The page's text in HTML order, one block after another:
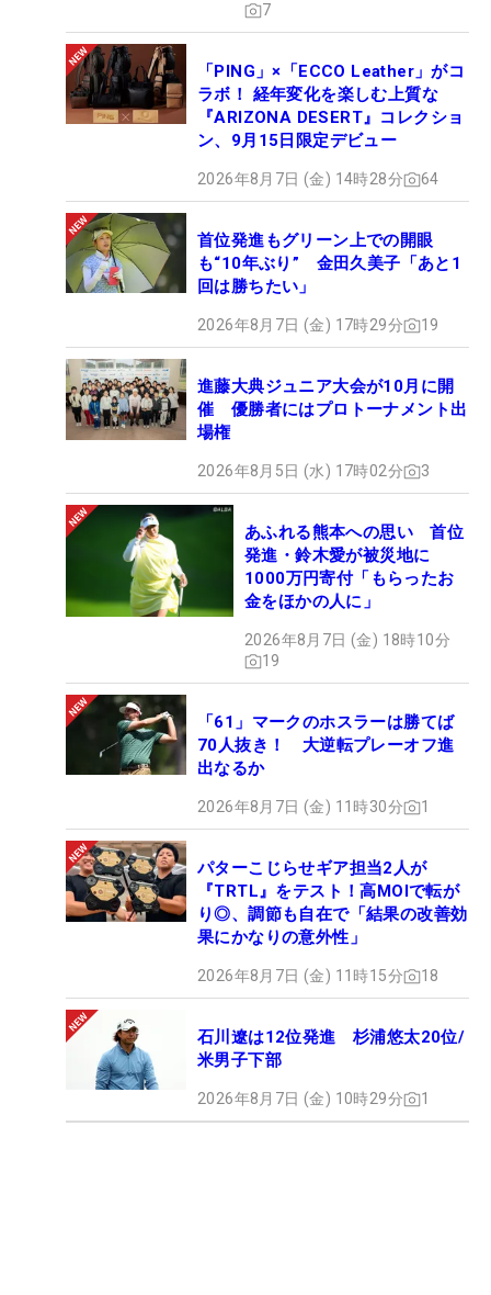
7
「PING」×「ECCO Leather」がコ
ラボ！ 経年変化を楽しむ上質な
『ARIZONA DESERT』コレクショ
ン、9月15日限定デビュー
2026年8月7日 (金) 14時28分 64
首位発進もグリーン上での開眼
も“10年ぶり” 金田久美子「あと1
回は勝ちたい」
2026年8月7日 (金) 17時29分 19
進藤大典ジュニア大会が10月に開
催 優勝者にはプロトーナメント出
場権
2026年8月5日 (水) 17時02分 3
あふれる熊本への思い 首位
発進・鈴木愛が被災地に
1000万円寄付「もらったお
金をほかの人に」
2026年8月7日 (金) 18時10分
19
「61」マークのホスラーは勝てば
70人抜き！ 大逆転プレーオフ進
出なるか
2026年8月7日 (金) 11時30分 1
パターこじらせギア担当2人が
『TRTL』をテスト！高MOIで転が
り◎、調節も自在で「結果の改善効
果にかなりの意外性」
2026年8月7日 (金) 11時15分 18
石川遼は12位発進 杉浦悠太20位/
米男子下部
2026年8月7日 (金) 10時29分 1